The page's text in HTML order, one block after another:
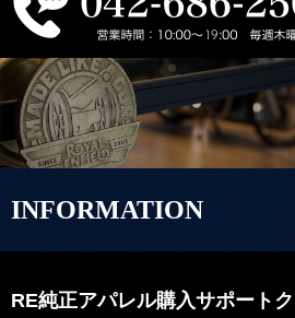
INFORMATION
RE純正アパレル購入サポート